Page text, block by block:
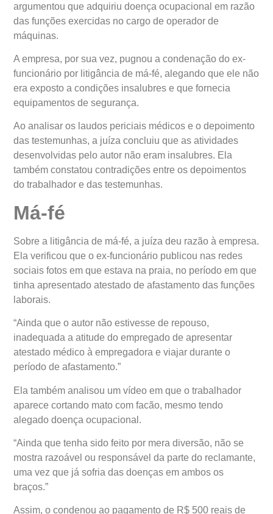
argumentou que adquiriu doença ocupacional em razão
das funções exercidas no cargo de operador de
máquinas.
A empresa, por sua vez, pugnou a condenação do ex-
funcionário por litigância de má-fé, alegando que ele não
era exposto a condições insalubres e que fornecia
equipamentos de segurança.
Ao analisar os laudos periciais médicos e o depoimento
das testemunhas, a juíza concluiu que as atividades
desenvolvidas pelo autor não eram insalubres. Ela
também constatou contradições entre os depoimentos
do trabalhador e das testemunhas.
Má-fé
Sobre a litigância de má-fé, a juíza deu razão à empresa.
Ela verificou que o ex-funcionário publicou nas redes
sociais fotos em que estava na praia, no período em que
tinha apresentado atestado de afastamento das funções
laborais.
“Ainda que o autor não estivesse de repouso,
inadequada a atitude do empregado de apresentar
atestado médico à empregadora e viajar durante o
período de afastamento.”
Ela também analisou um vídeo em que o trabalhador
aparece cortando mato com facão, mesmo tendo
alegado doença ocupacional.
“Ainda que tenha sido feito por mera diversão, não se
mostra razoável ou responsável da parte do reclamante,
uma vez que já sofria das doenças em ambos os
braços.”
Assim, o condenou ao pagamento de R$ 500 reais de